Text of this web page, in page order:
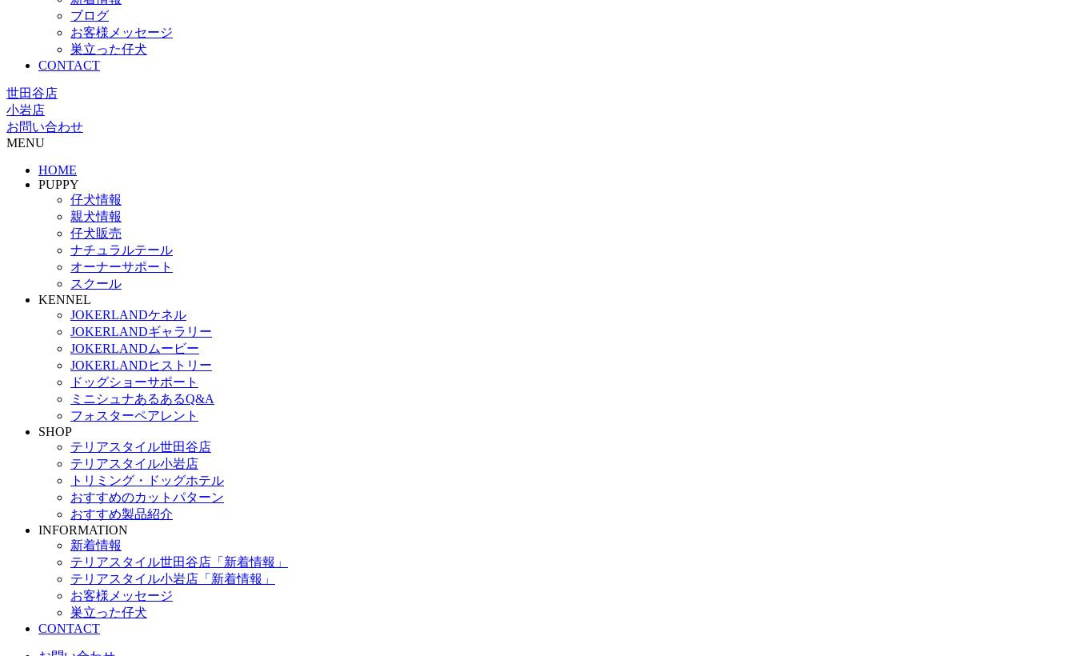
ブログ
お客様メッセージ
巣立った仔犬
CONTACT
世田谷店
小岩店
お問い合わせ
MENU
HOME
PUPPY
仔犬情報
親犬情報
仔犬販売
ナチュラルテール
オーナーサポート
スクール
KENNEL
JOKERLANDケネル
JOKERLANDギャラリー
JOKERLANDムービー
JOKERLANDヒストリー
ドッグショーサポート
ミニシュナあるあるQ&A
フォスターペアレント
SHOP
テリアスタイル世田谷店
テリアスタイル小岩店
トリミング・ドッグホテル
おすすめのカットパターン
おすすめ製品紹介
INFORMATION
新着情報
テリアスタイル世田谷店「新着情報」
テリアスタイル小岩店「新着情報」
お客様メッセージ
巣立った仔犬
CONTACT